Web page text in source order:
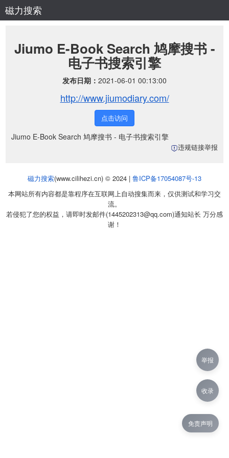
磁力搜索
Jiumo E-Book Search 鸠摩搜书 -
电子书搜索引擎
发布日期： 2021-06-01 00:13:00
http://www.jiumodiary.com/
点击访问
Jiumo E-Book Search 鸠摩搜书 - 电子书搜索引擎
违规链接举报
磁力搜索(www.cilihezi.cn) © 2024 | 鲁ICP备17054087号-13
本网站所有内容都是靠程序在互联网上自动搜集而来，仅供测试和学习交
流。
若侵犯了您的权益，请即时发邮件(1445202313@qq.com)通知站长 万分感
谢！
免责声明
举报
收录